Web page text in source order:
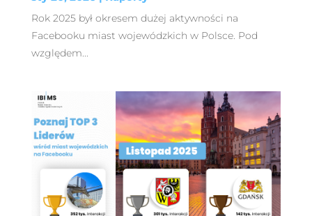
Rok 2025 był okresem dużej aktywności na
Facebooku miast wojewódzkich w Polsce. Pod
względem...